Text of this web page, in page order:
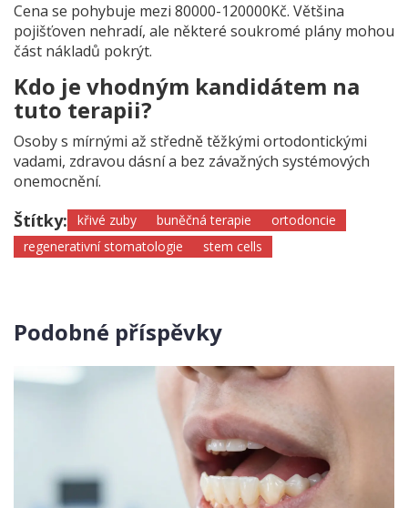
Cena se pohybuje mezi 80000-120000Kč. Většina
pojišťoven nehradí, ale některé soukromé plány mohou
část nákladů pokrýt.
Kdo je vhodným kandidátem na
tuto terapii?
Osoby s mírnými až středně těžkými ortodontickými
vadami, zdravou dásní a bez závažných systémových
onemocnění.
Štítky: křivé zuby buněčná terapie
ortodoncie
regenerativní stomatologie
stem cells
Podobné příspěvky